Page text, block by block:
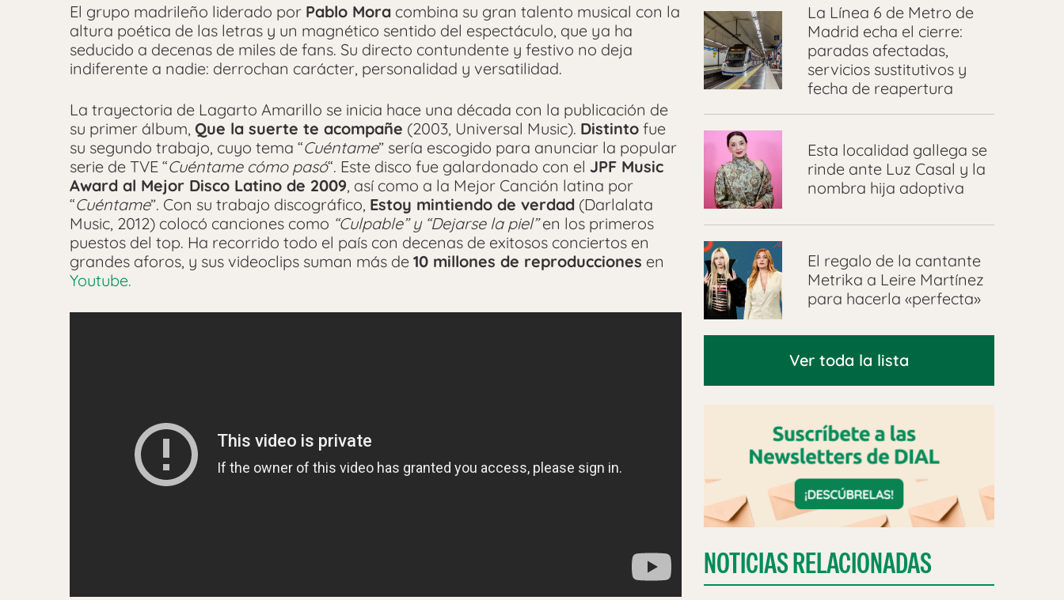
El grupo madrileño liderado por Pablo Mora combina su gran talento musical con la
altura poética de las letras y un magnético sentido del espectáculo, que ya ha
seducido a decenas de miles de fans. Su directo contundente y festivo no deja
indiferente a nadie: derrochan carácter, personalidad y versatilidad.
La trayectoria de Lagarto Amarillo se inicia hace una década con la publicación de
su primer álbum, Que la suerte te acompañe (2003, Universal Music). Distinto fue
su segundo trabajo, cuyo tema “Cuéntame” sería escogido para anunciar la popular
serie de TVE “Cuéntame cómo pasó“. Este disco fue galardonado con el JPF Music
Award al Mejor Disco Latino de 2009, así como a la Mejor Canción latina por
“Cuéntame”. Con su trabajo discográfico, Estoy mintiendo de verdad (Darlalata
Music, 2012) colocó canciones como “Culpable” y “Dejarse la piel”en los primeros
puestos del top. Ha recorrido todo el país con decenas de exitosos conciertos en
grandes aforos, y sus videoclips suman más de 10 millones de reproducciones en
Youtube.
La Línea 6 de Metro de
Madrid echa el cierre:
paradas afectadas,
servicios sustitutivos y
fecha de reapertura
Esta localidad gallega se
rinde ante Luz Casal y la
nombra hija adoptiva
El regalo de la cantante
Metrika a Leire Martínez
para hacerla «perfecta»
Ver toda la lista
NOTICIAS RELACIONADAS